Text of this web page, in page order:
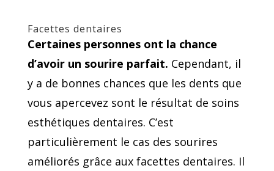
Facettes dentaires
Certaines personnes ont la chance
d’avoir un sourire parfait. Cependant, il
y a de bonnes chances que les dents que
vous apercevez sont le résultat de soins
esthétiques dentaires. C’est
particulièrement le cas des sourires
améliorés grâce aux facettes dentaires. Il